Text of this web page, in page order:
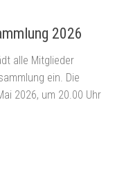
2026
alle Mitglieder
ein. Die
2026, um 20.00 Uhr